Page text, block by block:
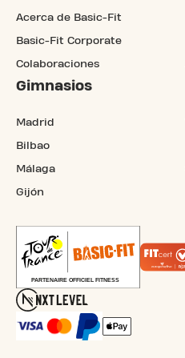
Acerca de Basic-Fit
Basic-Fit Corporate
Colaboraciones
Gimnasios
Madrid
Bilbao
Málaga
Gijón